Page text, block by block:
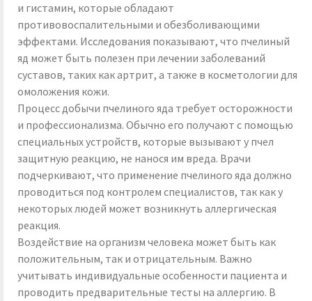
и гистамин, которые обладают
противовоспалительными и обезболивающими
эффектами. Исследования показывают, что пчелиный
яд может быть полезен при лечении заболеваний
суставов, таких как артрит, а также в косметологии для
омоложения кожи.
Процесс добычи пчелиного яда требует осторожности
и профессионализма. Обычно его получают с помощью
специальных устройств, которые вызывают у пчел
защитную реакцию, не нанося им вреда. Врачи
подчеркивают, что применение пчелиного яда должно
проводиться под контролем специалистов, так как у
некоторых людей может возникнуть аллергическая
реакция.
Воздействие на организм человека может быть как
положительным, так и отрицательным. Важно
учитывать индивидуальные особенности пациента и
проводить предварительные тесты на аллергию. В